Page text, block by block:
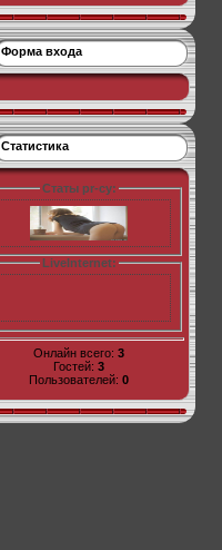
Форма входа
Статистика
Статы pr-cy:
LiveInternet:
Онлайн всего: 3
Гостей: 3
Пользователей: 0